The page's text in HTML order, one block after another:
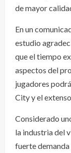
de mayor
En un
estudio
que el tiempo
aspectos del
jugadores
City y el
Considerado
la industria del
fuerte